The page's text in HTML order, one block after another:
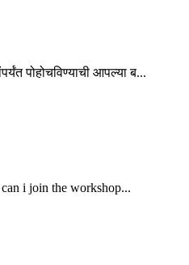
पोहोचविण्याची आपल्या ब...
i join the workshop...